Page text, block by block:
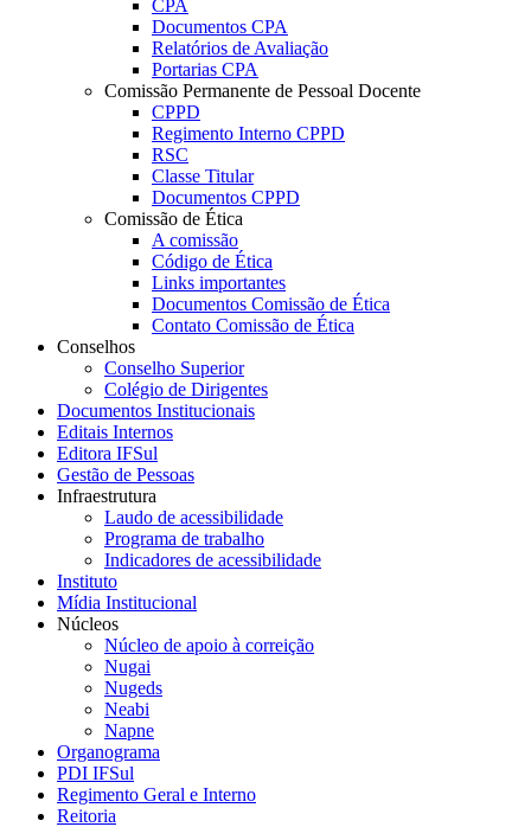
CPA
Documentos CPA
Relatórios de Avaliação
Portarias CPA
Comissão Permanente de Pessoal Docente
CPPD
Regimento Interno CPPD
RSC
Classe Titular
Documentos CPPD
Comissão de Ética
A comissão
Código de Ética
Links importantes
Documentos Comissão de Ética
Contato Comissão de Ética
Conselhos
Conselho Superior
Colégio de Dirigentes
Documentos Institucionais
Editais Internos
Editora IFSul
Gestão de Pessoas
Infraestrutura
Laudo de acessibilidade
Programa de trabalho
Indicadores de acessibilidade
Instituto
Mídia Institucional
Núcleos
Núcleo de apoio à correição
Nugai
Nugeds
Neabi
Napne
Organograma
PDI IFSul
Regimento Geral e Interno
Reitoria